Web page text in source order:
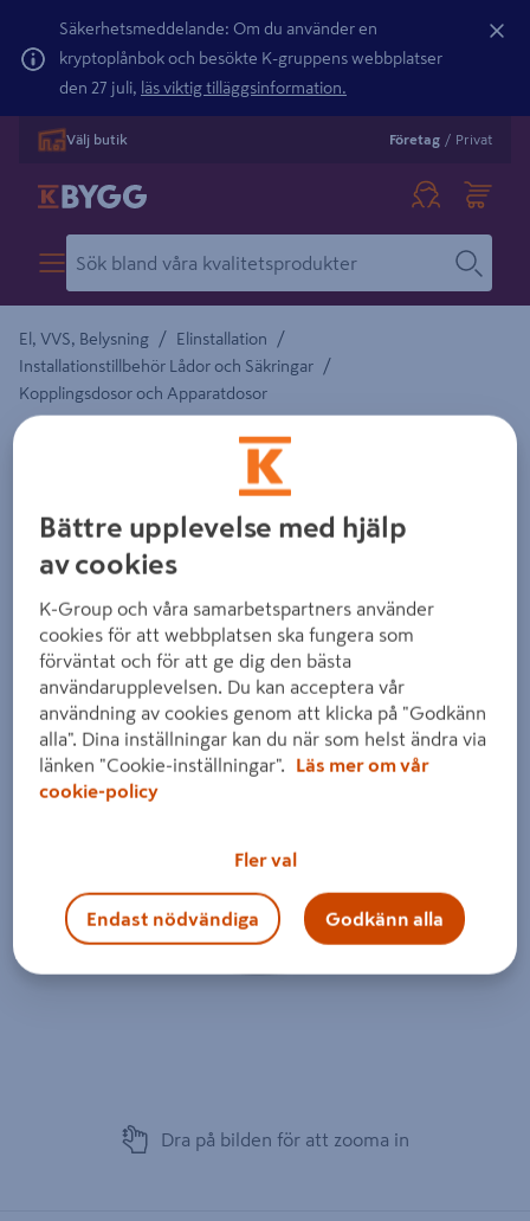
Säkerhetsmeddelande: Om du använder en
kryptoplånbok och besökte K-gruppens webbplatser
den 27 juli, läs viktig tilläggsinformation.
Välj butik Företag / Privat
El, VVS, Belysning / Elinstallation /
Installationstillbehör Lådor och Säkringar /
Kopplingsdosor och Apparatdosor
TÄCKLOCK SCHNEIDERELECTRIC
APPARATDOSA SKRUVFÄST 90MM
Detaljerad beskrivning finns i produktbeskrivningsområdet
Dra på bilden för att zooma in
Bättre upplevelse med hjälp
av cookies
K-Group och våra samarbetspartners använder
cookies för att webbplatsen ska fungera som
förväntat och för att ge dig den bästa
användarupplevelsen. Du kan acceptera vår
användning av cookies genom att klicka på "Godkänn
alla". Dina inställningar kan du när som helst ändra via
länken "Cookie-inställningar".
Läs mer om vår
cookie-policy
Fler val
Endast nödvändiga Godkänn alla